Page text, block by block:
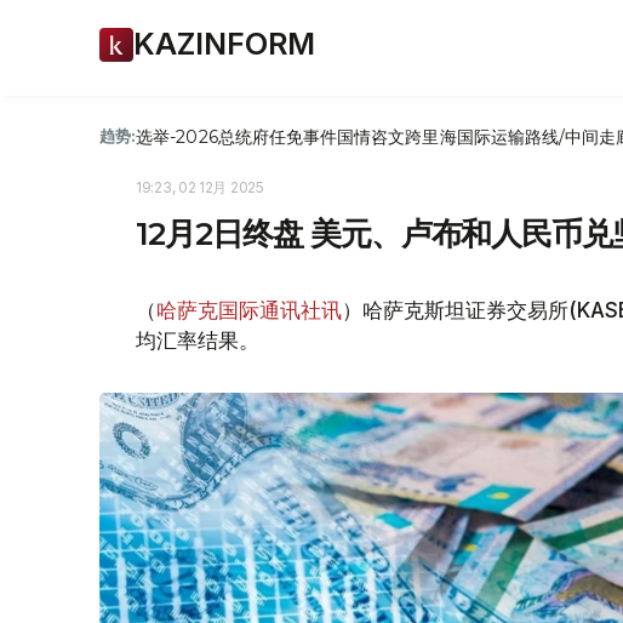
KAZINFORM
趋势:选举-2026总统府任免事件国情咨文跨里海国际运输路线/中间走
19:23, 02 12月 2025
12月2日终盘 美元、卢布和人民币
（哈萨克国际通讯社讯）哈萨克斯坦证券交易所
均汇率结果。